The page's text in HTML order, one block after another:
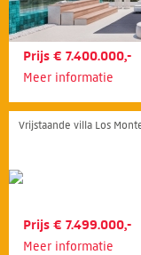
Prijs € 7.400.000,-
Meer informatie
Vrijstaande villa Los
Prijs € 7.499.000,-
Meer informatie